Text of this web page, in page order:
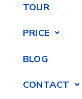
TOUR
PRICE
BLOG
CONTACT